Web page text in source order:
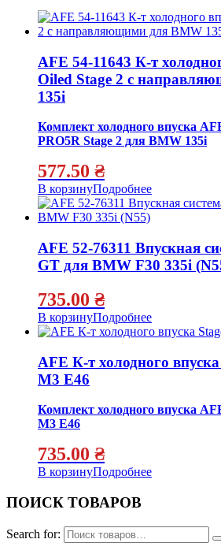
AFE 54-11643 К-т
Oiled Stage 2 с
135i
Комплект холодного впуска
PRO5R Stage 2 для BMW 135i
577.50 ₴
В корзинуПодробнее
AFE 52-76311 Впускная
GT для BMW F30 335i
735.00 ₴
В корзинуПодробнее
AFE К-т холодного
M3 E46
Комплект холодного впуска
M3 E46
735.00 ₴
В корзинуПодробнее
ПОИСК ТОВАРОВ
Search for: